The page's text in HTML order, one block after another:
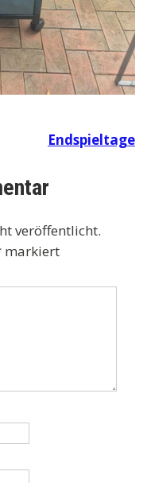
Endspieltage
veröffentlicht.
markiert